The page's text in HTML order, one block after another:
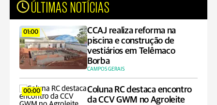
ÚLTIMAS NOTÍCIAS
01:00
CCAJ realiza reforma na
piscina e construção de
vestiários em Telêmaco
Borba
CAMPOS GERAIS
00:00
Coluna RC destaca encontro
da CCV GWM no Agroleite